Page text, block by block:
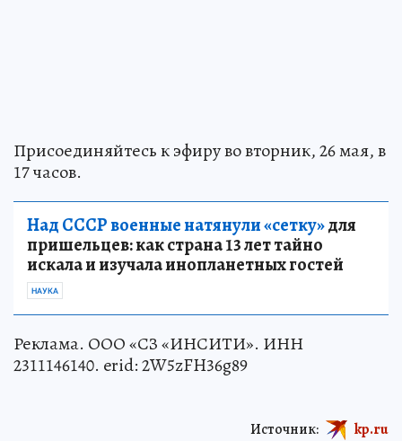
Присоединяйтесь к эфиру во вторник, 26 мая, в
17 часов.
Над СССР военные натянули «сетку»для
пришельцев: как страна 13 лет тайно
искала и изучала инопланетных гостей
НАУКА
Реклама. ООО «СЗ «ИНСИТИ». ИНН
2311146140. erid: 2W5zFH36g89
Источник: kp.ru